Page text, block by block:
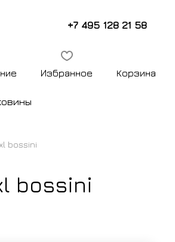
+7 495 128 21 58
Избранное Корзина
bossini
bossini